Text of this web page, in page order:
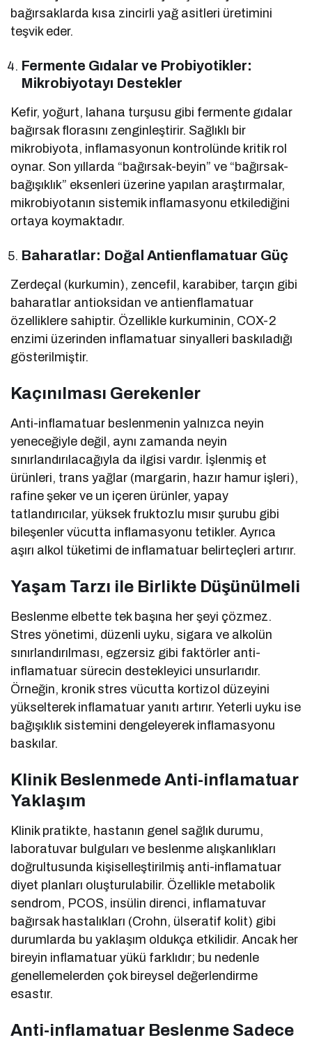
bağırsaklarda kısa zincirli yağ asitleri üretimini
teşvik eder.
Fermente Gıdalar ve Probiyotikler:
Mikrobiyotayı Destekler
Kefir, yoğurt, lahana turşusu gibi fermente gıdalar
bağırsak florasını zenginleştirir. Sağlıklı bir
mikrobiyota, inflamasyonun kontrolünde kritik rol
oynar. Son yıllarda “bağırsak-beyin” ve “bağırsak-
bağışıklık” eksenleri üzerine yapılan araştırmalar,
mikrobiyotanın sistemik inflamasyonu etkilediğini
ortaya koymaktadır.
Baharatlar: Doğal Antienflamatuar Güç
Zerdeçal (kurkumin), zencefil, karabiber, tarçın gibi
baharatlar antioksidan ve antienflamatuar
özelliklere sahiptir. Özellikle kurkuminin, COX-2
enzimi üzerinden inflamatuar sinyalleri baskıladığı
gösterilmiştir.
Kaçınılması Gerekenler
Anti-inflamatuar beslenmenin yalnızca neyin
yeneceğiyle değil, aynı zamanda neyin
sınırlandırılacağıyla da ilgisi vardır. İşlenmiş et
ürünleri, trans yağlar (margarin, hazır hamur işleri),
rafine şeker ve un içeren ürünler, yapay
tatlandırıcılar, yüksek fruktozlu mısır şurubu gibi
bileşenler vücutta inflamasyonu tetikler. Ayrıca
aşırı alkol tüketimi de inflamatuar belirteçleri artırır.
Yaşam Tarzı ile Birlikte Düşünülmeli
Beslenme elbette tek başına her şeyi çözmez.
Stres yönetimi, düzenli uyku, sigara ve alkolün
sınırlandırılması, egzersiz gibi faktörler anti-
inflamatuar sürecin destekleyici unsurlarıdır.
Örneğin, kronik stres vücutta kortizol düzeyini
yükselterek inflamatuar yanıtı artırır. Yeterli uyku ise
bağışıklık sistemini dengeleyerek inflamasyonu
baskılar.
Klinik Beslenmede Anti-inflamatuar
Yaklaşım
Klinik pratikte, hastanın genel sağlık durumu,
laboratuvar bulguları ve beslenme alışkanlıkları
doğrultusunda kişiselleştirilmiş anti-inflamatuar
diyet planları oluşturulabilir. Özellikle metabolik
sendrom, PCOS, insülin direnci, inflamatuvar
bağırsak hastalıkları (Crohn, ülseratif kolit) gibi
durumlarda bu yaklaşım oldukça etkilidir. Ancak her
bireyin inflamatuar yükü farklıdır; bu nedenle
genellemelerden çok bireysel değerlendirme
esastır.
Anti-inflamatuar Beslenme Sadece